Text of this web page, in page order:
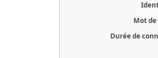
Mot de
Durée de